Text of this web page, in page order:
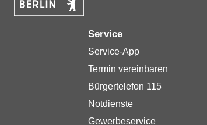
Service
Service-App
Termin vereinbaren
Bürgertelefon 115
Notdienste
Gewerbeservice